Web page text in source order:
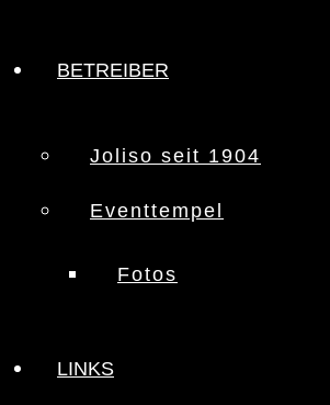
BETREIBER
Joliso seit 1904
Eventtempel
Fotos
LINKS